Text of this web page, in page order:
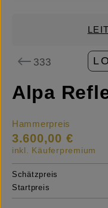
333
Alpa
Hammerpreis
3.600,00 €
inkl. Käuferpremium
Schätzpreis
Startpreis